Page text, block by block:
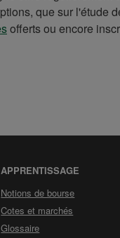
que sur l'étude
offerts ou encore
APPRENTISSAGE
Notions de bourse
Cotes et marchés
Glossaire